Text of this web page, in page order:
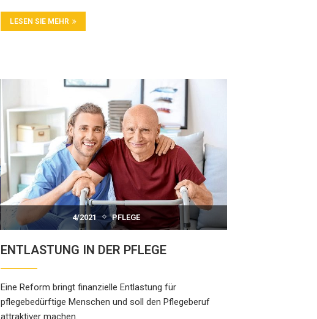
LESEN SIE MEHR
4/2021 PFLEGE
ENTLASTUNG IN DER PFLEGE
Eine Reform bringt finanzielle Entlastung für
pflegebedürftige Menschen und soll den Pflegeberuf
attraktiver machen.